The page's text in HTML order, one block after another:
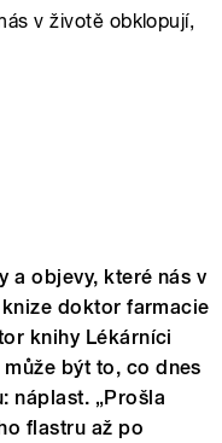
v životě obklopují,
a objevy, které nás v
doktor farmacie
knihy Lékárníci
být to, co dnes
náplast. „Prošla
flastru až po